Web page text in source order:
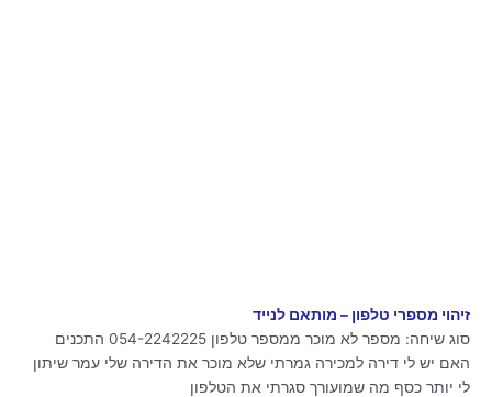
זיהוי מספרי טלפון – מותאם לנייד
סוג שיחה: מספר לא מוכר ממספר טלפון 054-2242225 התכנים
האם יש לי דירה למכירה גמרתי שלא מוכר את הדירה שלי עמר שיתון
לי יותר כסף מה שמועורך סגרתי את הטלפון